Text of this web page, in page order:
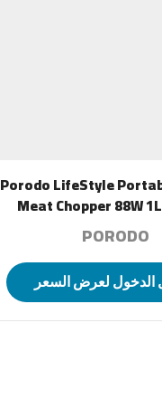
Porodo LifeStyle
Meat Chopper 88W
PORODO
الدخول لعرض السعر